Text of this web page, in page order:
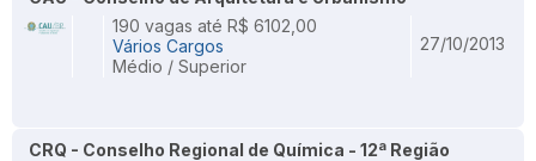
190 vagas até R$ 6102,00
Vários Cargos
Médio / Superior
27/10/2013
CRQ - Conselho Regional de Química - 12ª Região